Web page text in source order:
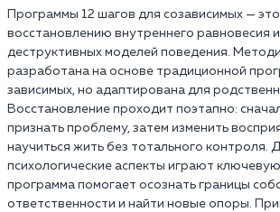
Программы 12 шагов для созависимых —
восстановлению внутреннего равновесия
деструктивных моделей поведения.
разработана на основе традиционной
зависимых, но адаптирована для
Восстановление проходит поэтапно:
признать проблему, затем изменить
научиться жить без тотального контроля.
психологические аспекты играют ключевую
программа помогает осознать границы
ответственности и найти новые опоры.